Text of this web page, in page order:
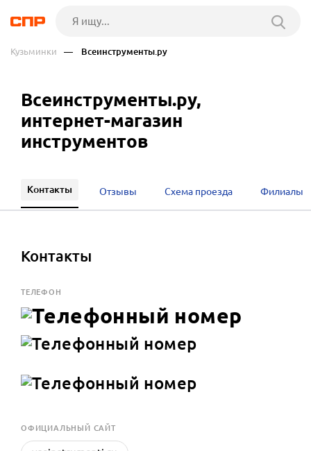
Кузьминки — Всеинструменты.ру
Всеинструменты.ру,
интернет-магазин
инструментов
Контакты Отзывы Схема проезда Филиалы
Контакты
ТЕЛЕФОН
OФИЦИАЛЬНЫЙ САЙТ